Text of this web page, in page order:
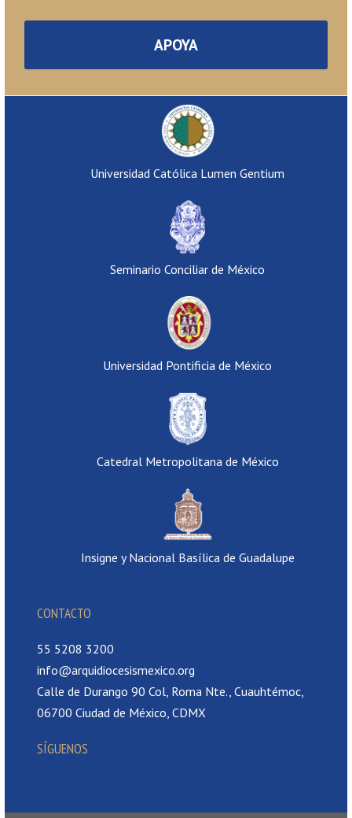
APOYA
Universidad Católica Lumen Gentium
Seminario Conciliar de México
Universidad Pontificia de México
Catedral Metropolitana de México
Insigne y Nacional Basílica de Guadalupe
CONTACTO
55 5208 3200
info@arquidiocesismexico.org
Calle de Durango 90 Col, Roma Nte., Cuauhtémoc,
06700 Ciudad de México, CDMX
SÍGUENOS